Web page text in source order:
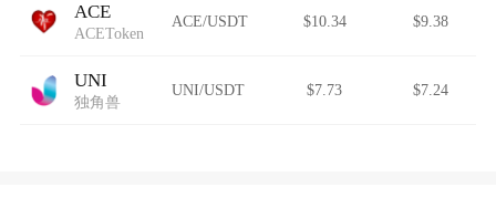
ACE
ACEToken
ACE/USDT $10.34 $9.38
UNI
独角兽
UNI/USDT $7.73 $7.24